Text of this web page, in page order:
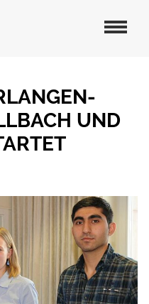
UND